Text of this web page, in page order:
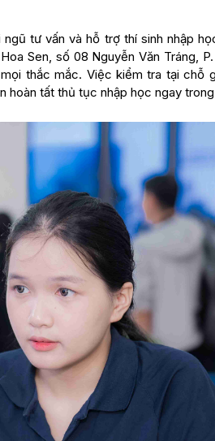
tư vấn và hỗ trợ thí sinh nhập
Sen, số 08 Nguyễn Văn Tráng,
thắc mắc. Việc kiểm tra tại chỗ
hoàn tất thủ tục nhập học ngay